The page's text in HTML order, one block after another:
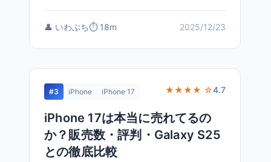
👤 いわぶち⏱️ 18m 2025/12/23
#3 iPhone iPhone 17 ★★★★ ☆4.7
iPhone 17は本当に売れてるの
か？販売数・評判・Galaxy S25
との徹底比較